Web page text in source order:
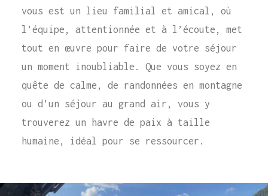
vous est un lieu familial et amical, où
l’équipe, attentionnée et à l’écoute, met
tout en œuvre pour faire de votre séjour
un moment inoubliable. Que vous soyez en
quête de calme, de randonnées en montagne
ou d’un séjour au grand air, vous y
trouverez un havre de paix à taille
humaine, idéal pour se ressourcer.